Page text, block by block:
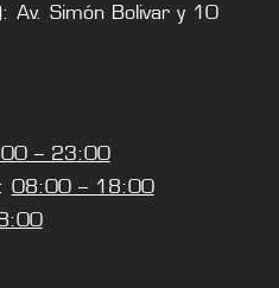
Av. Simón Bolivar y 10
– 23:00
08:00 – 18:00